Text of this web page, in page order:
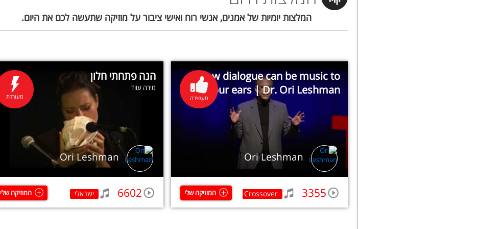
המלצות יומיות של אמנים, אנשי רוח ואישי ציבור על מוזיקה שתעשה לכם את היום.
How dialogue can be music to
your ears | Dr. Ori Leshman
מעשירה
Ori Leshman
3355
Crossover המוזיקה שלי
הנה פתחתי חלון
מירה עווד
מעוררת
Ori Leshman
6602 ישראלי המוזיקה שלי